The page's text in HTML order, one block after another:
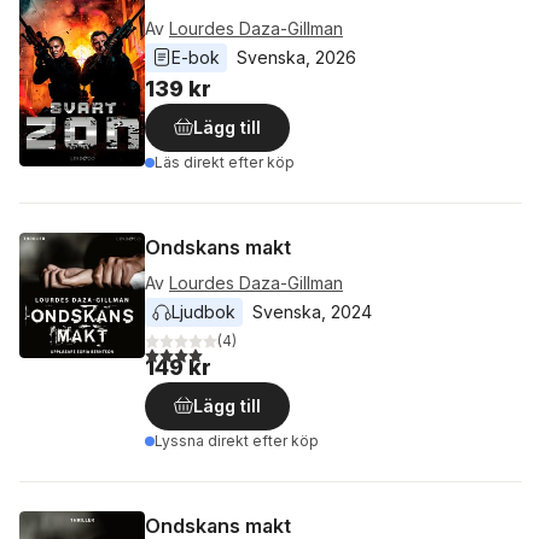
Av Lourdes Daza-Gillman
E-bok
Svenska 2026
139 kr
Lägg till
Läs direkt efter köp
Ondskans makt
Av Lourdes Daza-Gillman
Ljudbok
Svenska 2024
4,0utav 5 stjärnor. Totalt antal röster:
(4)
149 kr
Lägg till
Lyssna direkt efter köp
Ondskans makt